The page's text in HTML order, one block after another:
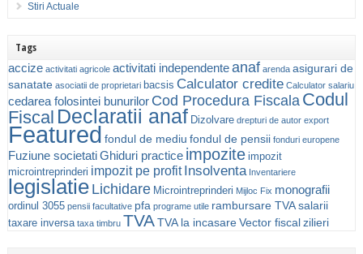
Stiri Actuale
Tags
accize activitati agricole activitati independenteanaf arenda asigurari de
sanatate asociatii de proprietari bacsis Calculator credite Calculator salariu
cedarea folosintei bunurilor Cod Procedura Fiscala Codul
Fiscal Declaratii anaf Dizolvare drepturi de autor export
Featured fondul de mediu fondul de pensii fonduri europene
Fuziune societatiGhiduri practice impozite impozit
microintreprinderi impozit pe profit Insolventa Inventariere
legislatieLichidare Microintreprinderi Mijloc Fix monografii
ordinul 3055 pensii facultative pfa programe utile rambursare TVAsalarii
taxare inversa taxa timbru TVATVA la incasareVector fiscalzilieri